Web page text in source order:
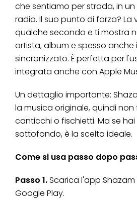
che sentiamo per strada, in
radio. Il suo punto di forza? La
qualche secondo e ti mostra
artista, album e spesso anche
sincronizzato. È perfetta per
integrata anche con Apple
Un dettaglio importante:
la musica originale, quindi non
canticchi o fischietti. Ma se
sottofondo, è la scelta ideale.
Come si usa passo dopo
Passo 1.Scarica l'app
Google Play.